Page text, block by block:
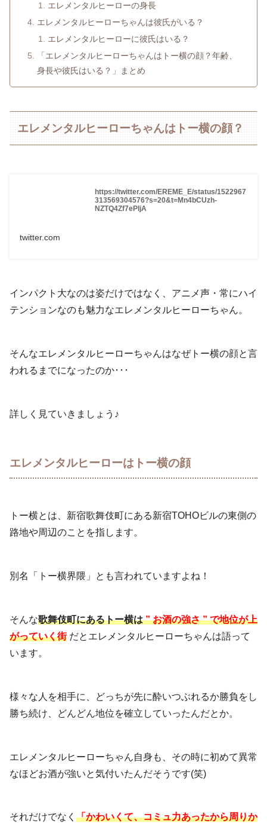
エレメンタルヒーローの身長
エレメンタルヒーローちゃんは彼氏がいる？
エレメンタルヒーローに彼氏はいる？
「エレメンタルヒーローちゃんはトー横の顔？年齢、
身長や彼氏はいる？」まとめ
エレメンタルヒーローちゃんはトー横の顔？
https://twitter.com/EREME_E/status/1522967
313569304576?s=20&t=Mn4bCUzh-
NZTQ4Zf7ePIjA
twitter.com
インパクト大なのは姿だけではなく、アニメ声・常にハイ
テンションなのも魅力なエレメンタルヒーローちゃん。
そんなエレメンタルヒーローちゃんはなぜトー横の顔と言
われるまでになったのか･･･
詳しく見ていきましょう♪
エレメンタルヒーローはトー横の顔
トー横とは、新宿歌舞伎町にある新宿TOHOビルの東側の
路地や周辺のことを指します。
別名「トー横界隈」とも言われていますよね！
そんな歌舞伎町にあるトー横は” お酒の強さ ” で地位が上
がっていく街 だとエレメンタルヒーローちゃんは語って
います。
様々な人を相手に、どっちが先に酔いつぶれるか勝負をし
勝ち続け、どんどん地位を確立していったんだとか。
エレメンタルヒーローちゃん自身も、その時に初めて異常
なほどお酒が強いと気付いたんだそうです(笑)
それだけでなく 「かわいくて、コミュ力あったから周りか